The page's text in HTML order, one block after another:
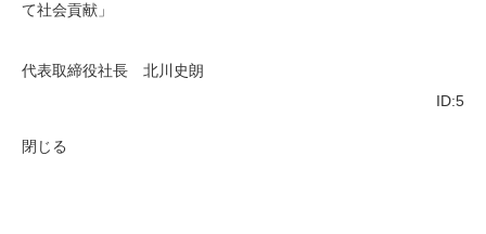
て社会貢献」
代表取締役社長 北川史朗
ID:5
閉じる